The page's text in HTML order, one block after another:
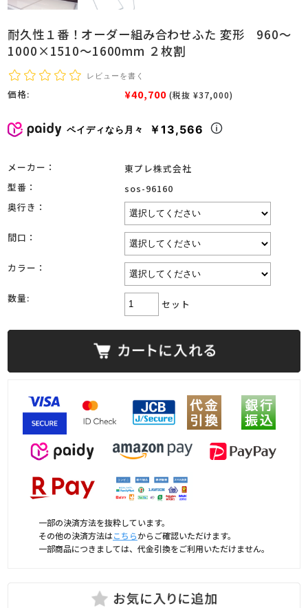
耐久性１番！オーダー組み合わせふた 変形 960～
1000×1510～1600mm ２枚割
レビューを書く
価格: ¥40,700 (税抜 ¥37,000)
ペイディなら月々 ￥13,566
メーカー：
東プレ株式会社
型番：
sos-96160
奥行き：
間口：
カラー：
数量: セット
一部の決済方法を抜粋しています。
その他の決済方法はこちらからご確認いただけます。
一部商品につきましては、代金引換をご利用いただけません。